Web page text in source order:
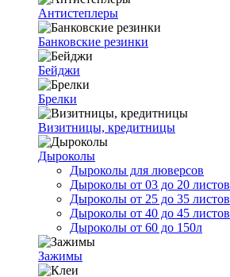
Антистеплеры
Банковские резинки
Бейджи
Брелки
Визитницы, кредитницы
Дыроколы
Дыроколы для люверсов
Дыроколы от 03 до 20 листов
Дыроколы от 25 до 35 листов
Дыроколы от 40 до 45 листов
Дыроколы от 60 до 150л
Зажимы